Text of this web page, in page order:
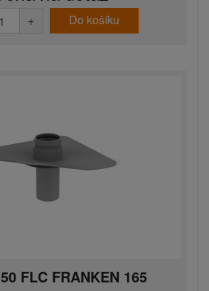
+ Do košíku
FLC FRANKEN 165